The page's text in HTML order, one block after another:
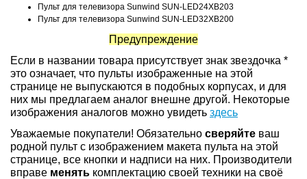
Пульт для телевизора Sunwind SUN-LED24XB203
Пульт для телевизора Sunwind SUN-LED32XB200
Предупреждение
Если в названии товара присутствует знак звездочка *
это означает, что пульты изображенные на этой
странице не выпускаются в подобных корпусах, и для
них мы предлагаем аналог внешне другой. Некоторые
изображения аналогов можно увидеть здесь
Уважаемые покупатели! Обязательно сверяйте ваш
родной пульт с изображением макета пульта на этой
странице, все кнопки и надписи на них. Производители
вправе менять комплектацию своей техники на своё